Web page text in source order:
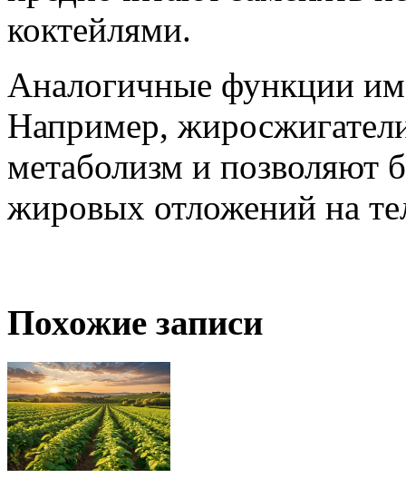
коктейлями.
Аналогичные функции
Например,
метаболизм и позволяют
жировых отложений на
Похожие записи